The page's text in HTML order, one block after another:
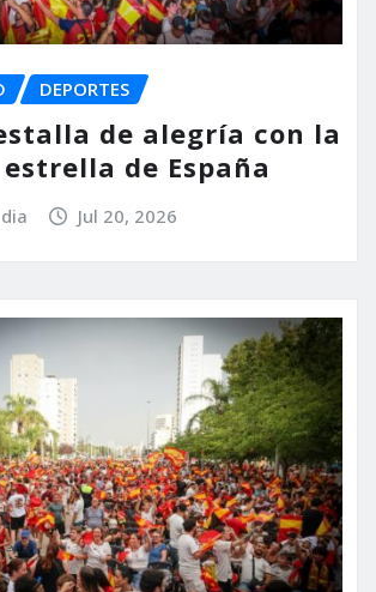
DEPORTES
de alegría con la
de España
Jul 20, 2026